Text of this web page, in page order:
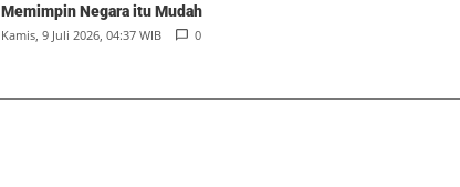
Memimpin Negara itu Mudah
Kamis, 9 Juli 2026, 04:37 WIB 0